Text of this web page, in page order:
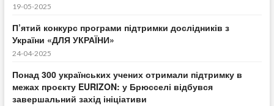
19-05-2025
П’ятий конкурс програми підтримки дослідників з
України «ДЛЯ УКРАЇНИ»
24-04-2025
Понад 300 українських учених отримали підтримку в
межах проєкту EURIZON: у Брюсселі відбувся
завершальний захід ініціативи